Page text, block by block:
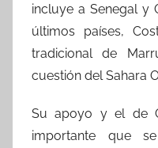
incluye a Senegal y
últimos países,
tradicional de
cuestión del Sahara
Su apoyo y el de
importante que